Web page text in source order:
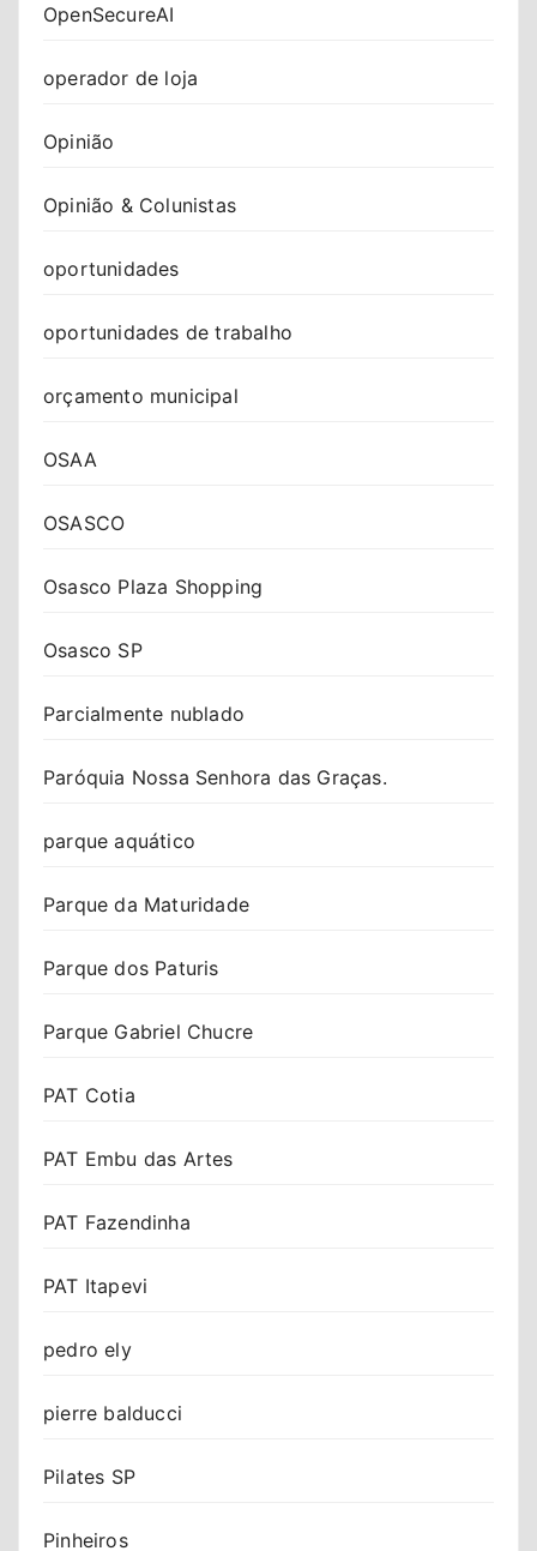
OpenSecureAI
operador de loja
Opinião
Opinião & Colunistas
oportunidades
oportunidades de trabalho
orçamento municipal
OSAA
OSASCO
Osasco Plaza Shopping
Osasco SP
Parcialmente nublado
Paróquia Nossa Senhora das Graças.
parque aquático
Parque da Maturidade
Parque dos Paturis
Parque Gabriel Chucre
PAT Cotia
PAT Embu das Artes
PAT Fazendinha
PAT Itapevi
pedro ely
pierre balducci
Pilates SP
Pinheiros